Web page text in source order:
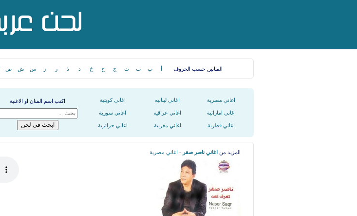
الفنانين حسب الحروف أ ب ت ث ج ح خ د ذ ر ز س ش ص
اغاني مصرية اغاني لبنانيه اغاني كويتية اكتب اسم الفنان او الاغنية
اغاني اماراتية اغاني عراقيه اغاني سورية
اغاني قطرية اغاني مغربية اغاني جزائرية
المزيد من اغاني ناصر صقر - اغاني مصرية